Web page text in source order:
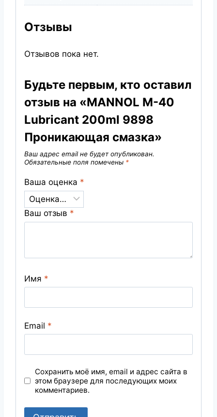
Отзывы
Отзывов пока нет.
Будьте первым, кто оставил
отзыв на «MANNOL M-40
Lubricant 200ml 9898
Проникающая смазка»
Ваш адрес email не будет опубликован.
Обязательные поля помечены *
Ваша оценка *
Ваш отзыв *
Имя *
Email *
Сохранить моё имя, email и адрес сайта в
этом браузере для последующих моих
комментариев.